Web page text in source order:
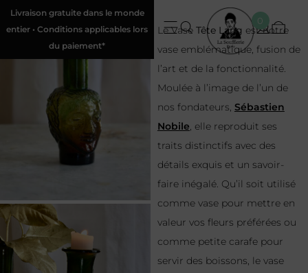
Livraison gratuite dans le monde
entier • Conditions applicables lors
du paiement*
0
Le Vase Tête Lang est notre
vase emblématique, fusion de
l’art et de la fonctionnalité.
Moulée à l’image de l’un de
nos fondateurs, Sébastien
Nobile, elle reproduit ses
traits distinctifs avec des
détails exquis et un savoir-
faire inégalé. Qu’il soit utilisé
comme vase pour mettre en
valeur vos fleurs préférées ou
comme petite carafe pour
servir des boissons, le vase